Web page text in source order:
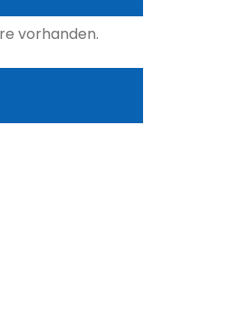
vorhanden.